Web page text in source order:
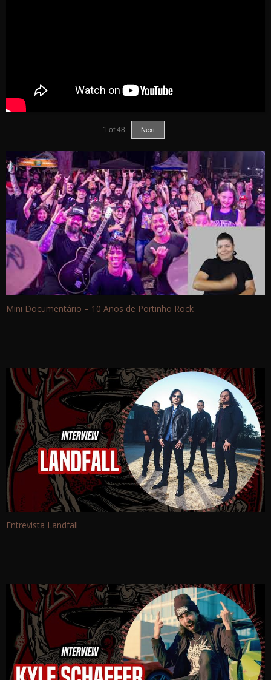
1 of 48 Next
Mini Documentário – 10 Anos de Portinho Rock
Entrevista Landfall